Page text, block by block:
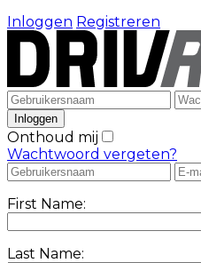
Inloggen Registreren
Onthoud mij
Wachtwoord vergeten?
First Name:
Last Name: